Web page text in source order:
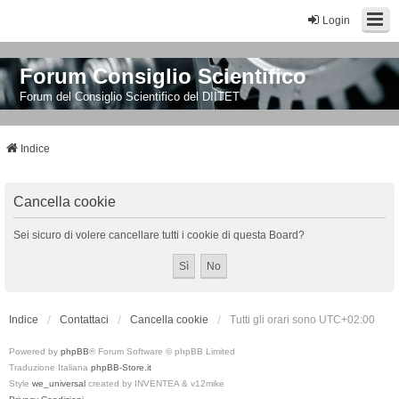
Login
Forum Consiglio Scientifico
Forum del Consiglio Scientifico del DIITET
Indice
Cancella cookie
Sei sicuro di volere cancellare tutti i cookie di questa Board?
Indice Contattaci Cancella cookie Tutti gli orari sono UTC+02:00
Powered by phpBB® Forum Software © phpBB Limited
Traduzione Italiana phpBB-Store.it
Style we_universal created by INVENTEA & v12mike